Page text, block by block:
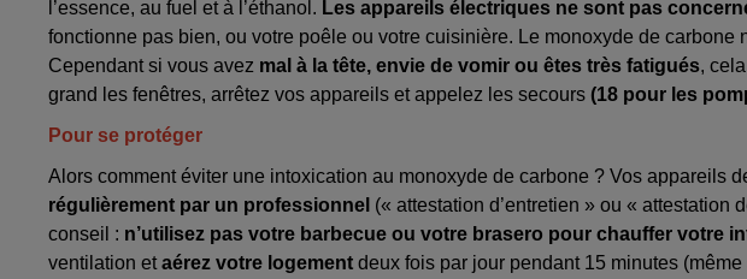
l’essence, au fuel et à l’éthanol. Les appareils électriques ne sont pas
fonctionne pas bien, ou votre poêle ou votre cuisinière. Le monoxyde de carbone
Cependant si vous avez mal à la tête, envie de vomir ou êtes très fatigués,
grand les fenêtres, arrêtez vos appareils et appelez les secours (18 pour les
Pour se protéger
Alors comment éviter une intoxication au monoxyde de carbone ? Vos appareils
régulièrement par un professionnel (« attestation d’entretien » ou « attestation
conseil : n’utilisez pas votre barbecue ou votre brasero pour chauffer votre
ventilation etaérez votre logement deux fois par jour pendant 15 minutes (même